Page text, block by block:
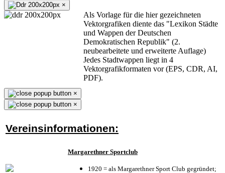
×
Als Vorlage für die hier gezeichneten
Vektorgrafiken diente das "Lexikon Städte
und Wappen der Deutschen
Demokratischen Republik" (2.
neubearbeitete und erweiterte Auflage)
Jedes Stadtwappen liegt in 4
Vektorgrafikformaten vor (EPS, CDR, AI,
PDF).
×
×
Vereinsinformationen:
Margarethner Sportclub
1920 = als Margarethner Sport Club gegründet;